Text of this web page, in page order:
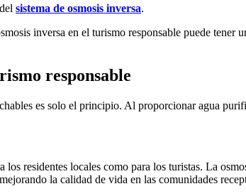
sistema de osmosis inversa.
inversa en el turismo responsable puede
responsable
es solo el principio. Al proporcionar agua
residentes locales como para los turistas. La
la calidad de vida en las comunidades